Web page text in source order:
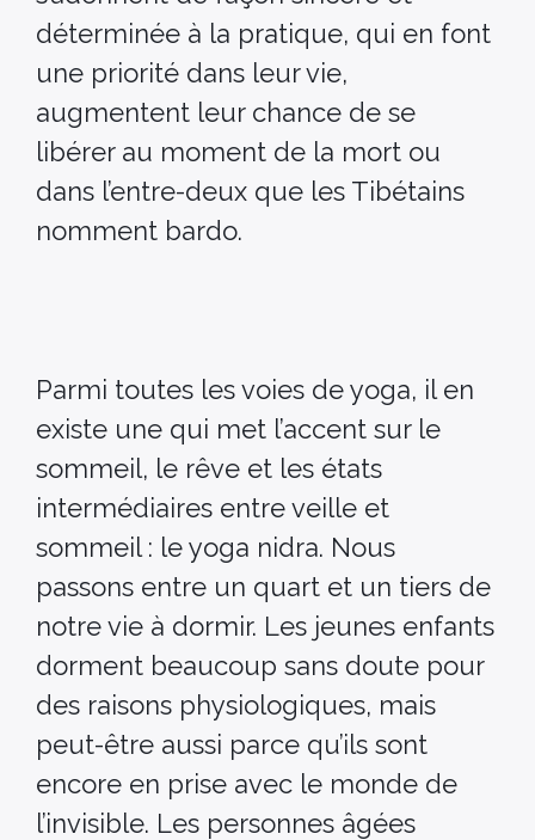
déterminée à la pratique, qui en font
une priorité dans leur vie,
augmentent leur chance de se
libérer au moment de la mort ou
dans l’entre-deux que les Tibétains
nomment bardo.
Parmi toutes les voies de yoga, il en
existe une qui met l’accent sur le
sommeil, le rêve et les états
intermédiaires entre veille et
sommeil : le yoga nidra. Nous
passons entre un quart et un tiers de
notre vie à dormir. Les jeunes enfants
dorment beaucoup sans doute pour
des raisons physiologiques, mais
peut-être aussi parce qu’ils sont
encore en prise avec le monde de
l’invisible. Les personnes âgées